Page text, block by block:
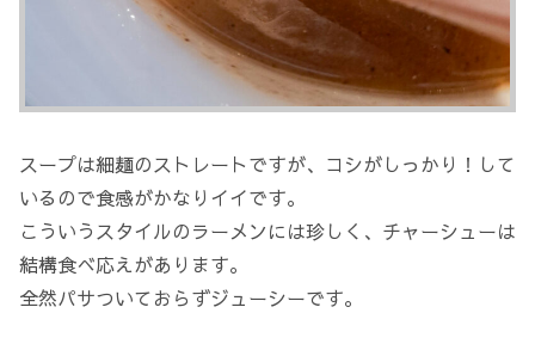
スープは細麺のストレートですが、コシがしっかり！して
いるので食感がかなりイイです。
こういうスタイルのラーメンには珍しく、チャーシューは
結構食べ応えがあります。
全然パサついておらずジューシーです。